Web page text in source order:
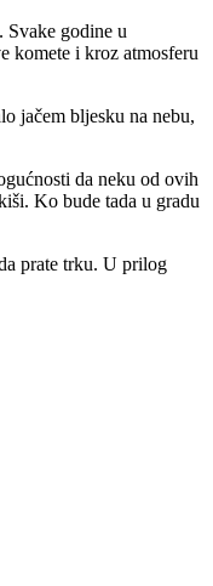
Svake godine u
komete i kroz atmosferu
jačem bljesku na nebu,
da neku od ovih
Ko bude tada u gradu
prate trku. U prilog